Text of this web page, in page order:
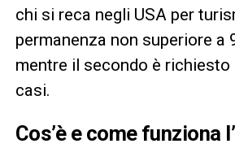
chi si reca negli USA per
permanenza non superiore a
mentre il secondo è
casi.
Cos’è e come funziona